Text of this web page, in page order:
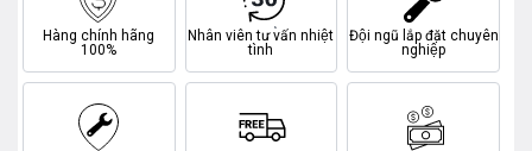
Hàng chính hãng
100%
Nhân viên tư vấn nhiệt
tình
Đội ngũ lắp đặt chuyên
nghiệp